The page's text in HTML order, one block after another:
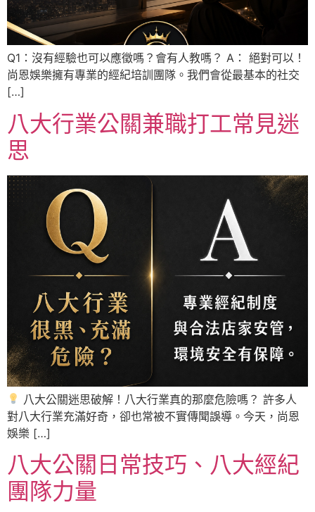
Q1：沒有經驗也可以應徵嗎？會有人教嗎？ A： 絕對可以！
尚恩娛樂擁有專業的經紀培訓團隊。我們會從最基本的社交
[…]
八大行業公關兼職打工常見迷
思
八大公關迷思破解！八大行業真的那麼危險嗎？ 許多人
對八大行業充滿好奇，卻也常被不實傳聞誤導。今天，尚恩
娛樂 […]
八大公關日常技巧、八大經紀
團隊力量